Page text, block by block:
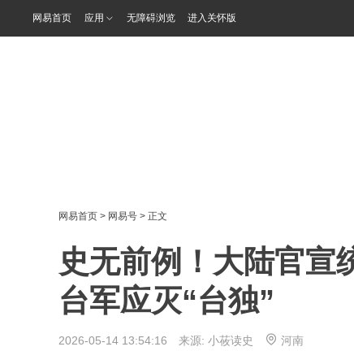
网易首页 应用 无障碍浏览 进入关怀版
网易首页 > 网易号 > 正文
史无前例！大陆官宣
台军应灭“台独”
2026-05-14 13:54:16 来源: 小莜读史 河南